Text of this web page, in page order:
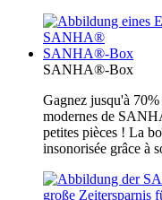
SANHA®-Box
SANHA®-Box
Gagnez jusqu'à
modernes de
petites pièces ! La
insonorisée grâce à